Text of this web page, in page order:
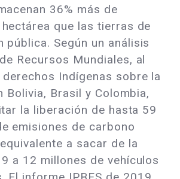
36% más de
que las tierras de
pública. Según un análisis
Recursos Mundiales, al
Indígenas sobre la
Bolivia, Brasil y Colombia,
la liberación de hasta 59
emisiones de carbono
a sacar de la
a 12 millones de vehículos